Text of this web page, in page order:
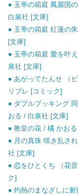
● 玉帝の箱庭 鳳麗国
白泉社 [文庫]
● 玉帝の箱庭 紅蓮の
[文庫]
● 玉帝の箱庭 愛を叶
泉社 [文庫]
● あがってたんせ （
リブレ [コミック]
● ダブルブッキング
おる / 白泉社 [文庫]
● 教皇の花 / 橘 かお
● 月の真珠 咲き乱さ
社 [文庫]
● 恋をひとくち （花
ク]
● 灼熱のまなざしに